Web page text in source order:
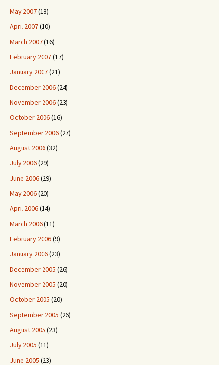
May 2007(18)
April 2007(10)
March 2007(16)
February 2007(17)
January 2007(21)
December 2006(24)
November 2006(23)
October 2006(16)
September 2006(27)
August 2006(32)
July 2006(29)
June 2006(29)
May 2006(20)
April 2006(14)
March 2006(11)
February 2006(9)
January 2006(23)
December 2005 (26)
November 2005 (20)
October 2005 (20)
September 2005 (26)
August 2005 (23)
July 2005 (11)
June 2005 (23)